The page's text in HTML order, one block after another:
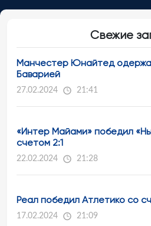
Свежие
Манчестер Юнайтед
Баварией
27.02.2024 21:41
«Интер Майами» победил
счетом 2:1
22.02.2024 21:28
Реал победил Атлетико со
17.02.2024 21:09